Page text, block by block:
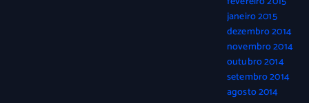
janeiro 2015
dezembro 2014
novembro 2014
outubro 2014
setembro 2014
agosto 2014